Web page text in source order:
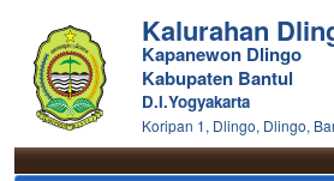
Kalurahan
Kapanewon Dlingo
Kabupaten Bantul
D.I.Yogyakarta
Koripan 1, Dlingo, Dlingo,